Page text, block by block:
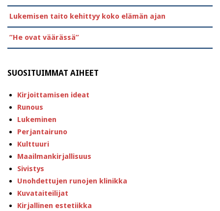
Lukemisen taito kehittyy koko elämän ajan
”He ovat väärässä”
SUOSITUIMMAT AIHEET
Kirjoittamisen ideat
Runous
Lukeminen
Perjantairuno
Kulttuuri
Maailmankirjallisuus
Sivistys
Unohdettujen runojen klinikka
Kuvataiteilijat
Kirjallinen estetiikka